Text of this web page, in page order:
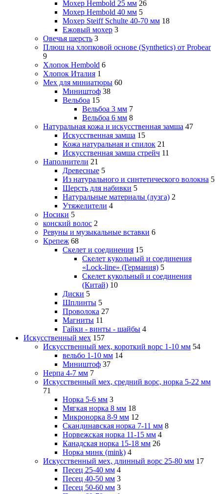
Мохер Hembold 25 мм 26
Мохер Hembold 40 мм 5
Мохер Steiff Schulte 40-70 мм 18
Ежовый мохер 3
Овечья шерсть 3
Плюш на хлопковой основе (Synthetics) от Probear
9
Хлопок Hembold 6
Хлопок Италия 1
Мех для миниатюры 60
Миништоф 38
Вельбоа 15
Вельбоа 3 мм 7
Вельбоа 6 мм 8
Натуральная кожа и искусственная замша 47
Искусственная замша 15
Кожа натуральная и спилок 21
Искусственная замша стрейч 11
Наполнители 21
Древесные 5
Из натурального и синтетического волокна 5
Шерсть для набивки 5
Натуральные материалы (лузга) 2
Утяжелители 4
Носики 5
конский волос 2
Ревуны и музыкальные вставки 6
Крепеж 68
Скелет и соединения 15
Скелет кукольный и соединения
«Lock-line» (Германия) 5
Скелет кукольный и соединения
(Китай) 10
Диски 5
Шплинты 5
Проволока 27
Магниты 11
Гайки - винты - шайбы 4
Искусственный мех 157
Искусственный мех, короткий ворс 1-10 мм 54
вельбо 1-10 мм 14
Миништоф 37
Нерпа 4-7 мм 7
Искусственный мех, средний ворс, норка 5-22 мм
71
Норка 5-6 мм 3
Мягкая норка 8 мм 18
Микронорка 8-9 мм 12
Скандинавская норка 7-11 мм 8
Норвежская норка 11-15 мм 4
Канадская норка 15-18 мм 26
Норка минк (mink) 4
Искусственный мех, длинный ворс 25-80 мм 17
Песец 25-40 мм 4
Песец 40-50 мм 3
Песец 50-60 мм 3